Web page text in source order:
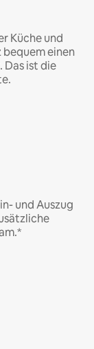
Küche und
einen
ist die
und Auszug